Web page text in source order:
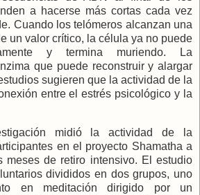
a hacerse más cortas cada vez
Cuando los telómeros alcanzan una
un valor crítico, la célula ya no puede
y termina muriendo. La
que puede reconstruir y alargar
sugieren que la actividad de la
entre el estrés psicológico y la
midió la actividad de la
en el proyecto Shamatha a
meses de retiro intensivo. El estudio
divididos en dos grupos, uno
en meditación dirigido por un